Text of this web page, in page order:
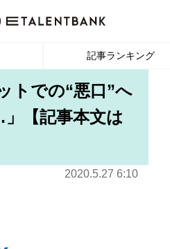
記事ランキング
トでの“悪口”へ
【記事本文は
2020.5.27 6:10